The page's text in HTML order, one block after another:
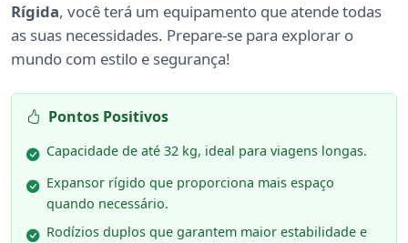
Rígida, você terá um equipamento que atende todas
as suas necessidades. Prepare-se para explorar o
mundo com estilo e segurança!
Pontos Positivos
Capacidade de até 32 kg, ideal para viagens longas.
Expansor rígido que proporciona mais espaço
quando necessário.
Rodízios duplos que garantem maior estabilidade e